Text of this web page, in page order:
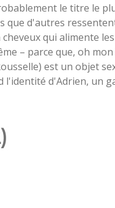
le titre le
que d'autres
qui alimente
– parce que, oh
est un objet
l'identité d'Adrien, un